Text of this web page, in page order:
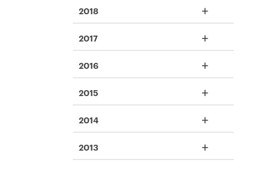
+
2018
+
2017
+
2016
+
2015
+
2014
+
2013